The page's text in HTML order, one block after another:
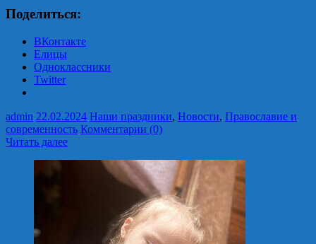
Поделиться:
ВКонтакте
Елицы
Одноклассники
Twitter
admin 22.02.2024 Наши праздники, Новости, Православие и
современность Комментарии (0)
Читать далее